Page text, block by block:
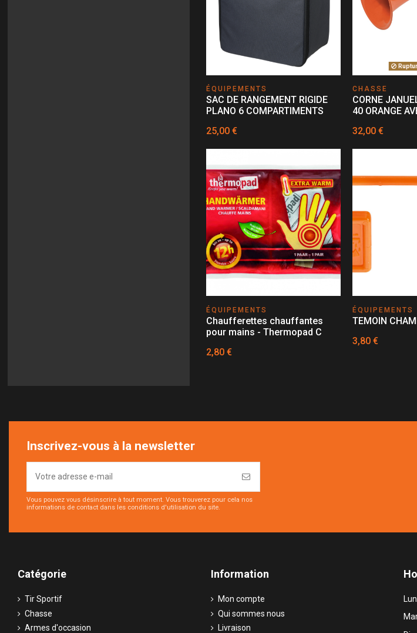
ÉQUIPEMENTS
SAC DE RANGEMENT RIGIDE
PLANO 6 COMPARTIMENTS
25,00 €
CHASSE
CORNE
40 ORANGE
32,00 €
ÉQUIPEMENTS
Chaufferettes chauffantes
pour mains - Thermopad C
2,80 €
ÉQUIPEMENTS
TEMOIN
3,80 €
Inscrivez-vous à la newsletter
Vous pouvez vous désinscrire à tout moment. Vous trouverez pour cela nos
informations de contact dans les conditions d'utilisation du site.
Catégorie
Tir Sportif
Chasse
Armes d'occasion
Information
Mon compte
Qui sommes nous
Livraison